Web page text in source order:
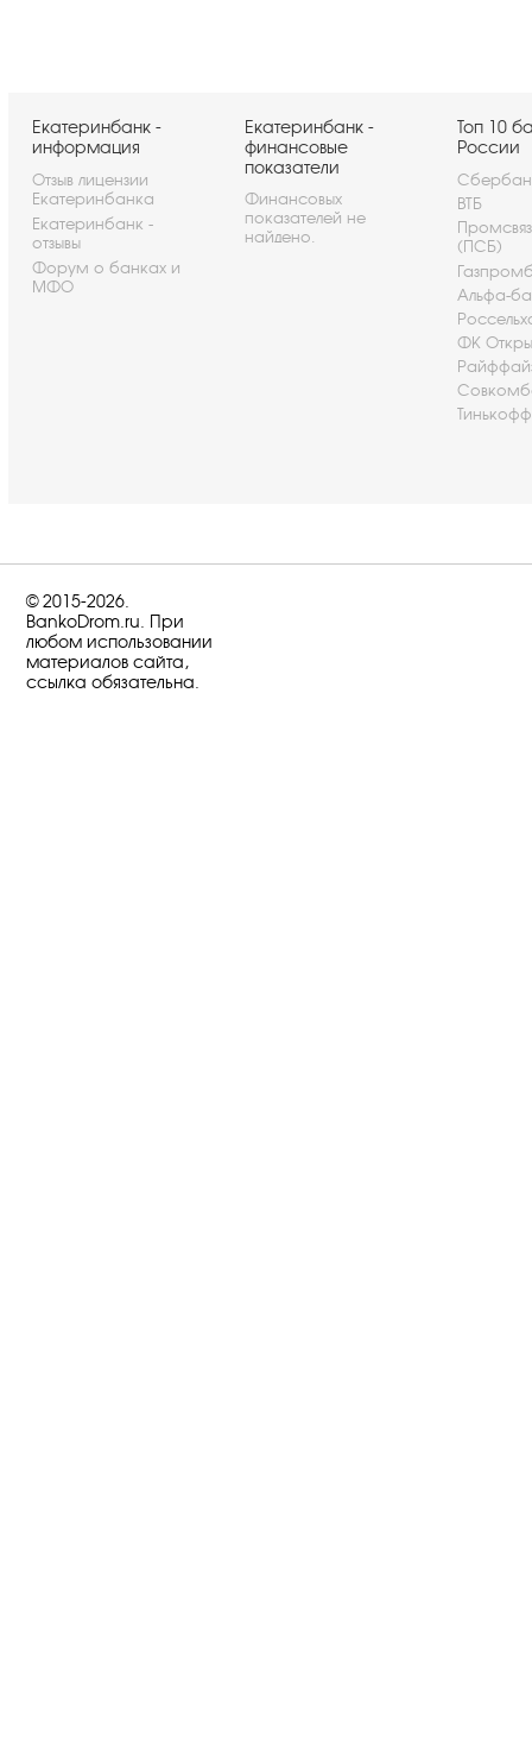
Екатеринбанк -
информация
Отзыв лицензии
Екатеринбанка
Екатеринбанк -
отзывы
Форум о банках и
МФО
Екатеринбанк -
финансовые
показатели
Финансовых
показателей не
найдено.
Топ 10
России
ВТБ
(ПСБ)
Альфа-
ФК
© 2015-2026.
BankoDrom.ru. При
любом использовании
материалов сайта,
ссылка обязательна.